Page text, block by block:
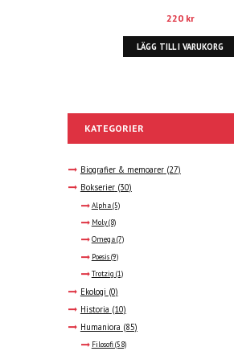
220 kr
LÄGG TILL I VARUKORG
KATEGORIER
Biografier & memoarer (27)
Bokserier (30)
Alpha(5)
Moly(8)
Omega(7)
Poesis(9)
Trotzig (1)
Ekologi (0)
Historia (10)
Humaniora (85)
Filosofi(58)